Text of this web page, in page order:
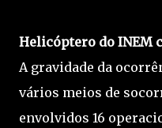
Helicóptero do INEM
A gravidade da
vários meios de
envolvidos 16